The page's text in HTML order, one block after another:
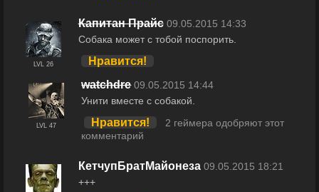
LVL 26
Капитан Прайс 09.05.2015 14:33
Собака может с тобой поспорить.
Нравится!
LVL 47
watchdre 09.05.2015 14:44
Унити вместе с собакой.
Нравится!
2 геймера одобряют этот
комментарий
КетчупБратМайонеза 09.05.2015 18:21
+++